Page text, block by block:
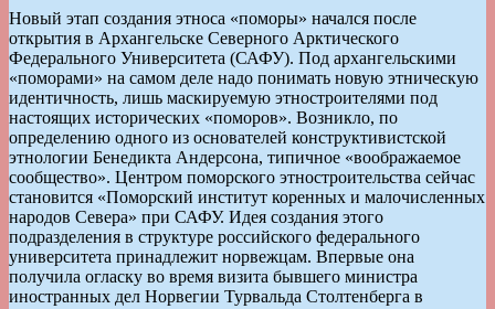
Новый этап создания этноса «поморы» начался после
открытия в Архангельске Северного Арктического
Федерального Университета (САФУ). Под архангельскими
«поморами» на самом деле надо понимать новую этническую
идентичность, лишь маскируемую этностроителями под
настоящих исторических «поморов». Возникло, по
определению одного из основателей конструктивистской
этнологии Бенедикта Андерсона, типичное «воображаемое
сообщество». Центром поморского этностроительства сейчас
становится «Поморский институт коренных и малочисленных
народов Севера» при САФУ. Идея создания этого
подразделения в структуре российского федерального
университета принадлежит норвежцам. Впервые она
получила огласку во время визита бывшего министра
иностранных дел Норвегии Турвальда Столтенберга в